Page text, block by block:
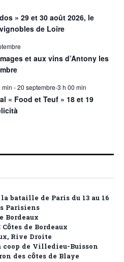
» 29 et 30 août 2026, le
de Loire
et aux vins d’Antony les
min -20 septembre-3 h 00 min
« Food et Teuf » 18 et 19
bataille de Paris du 13 au 16
Parisiens
Bordeaux
de Bordeaux
Rive Droite
coop de Villedieu-Buisson
des côtes de Blaye